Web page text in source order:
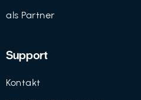
als Partner
Support
Kontakt